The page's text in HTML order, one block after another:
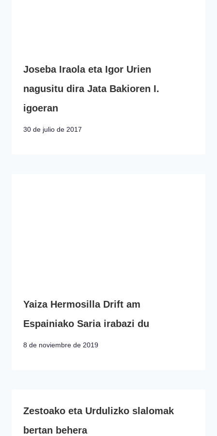
Joseba Iraola eta Igor Urien
nagusitu dira Jata Bakioren I.
igoeran
30 de julio de 2017
Yaiza Hermosilla Drift am
Espainiako Saria irabazi du
8 de noviembre de 2019
Zestoako eta Urdulizko slalomak
bertan behera